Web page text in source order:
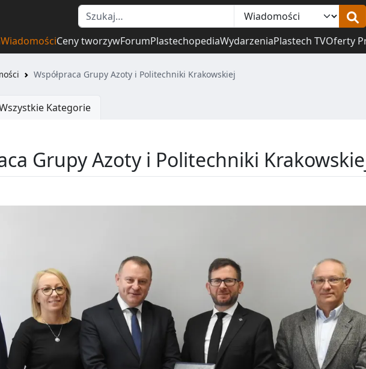
WiadomościCeny tworzywForumPlastechopediaWydarzeniaPlastech TVOferty
Współpraca Grupy Azoty i Politechniki Krakowskiej
Kategorie
Grupy Azoty i Politechniki